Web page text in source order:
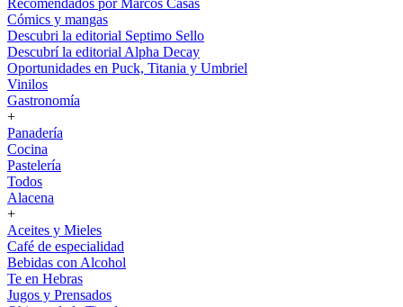
Recomendados por Marcos Casas
Cómics y mangas
Descubri la editorial Septimo Sello
Descubrí la editorial Alpha Decay
Oportunidades en Puck, Titania y Umbriel
Vinilos
Gastronomía
+
Panadería
Cocina
Pastelería
Todos
Alacena
+
Aceites y Mieles
Café de especialidad
Bebidas con Alcohol
Te en Hebras
Jugos y Prensados